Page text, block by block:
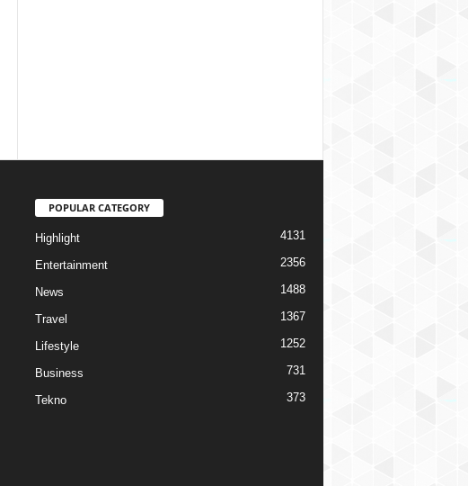
POPULAR CATEGORY
Highlight 4131
Entertainment 2356
News 1488
Travel 1367
Lifestyle 1252
Business 731
Tekno 373